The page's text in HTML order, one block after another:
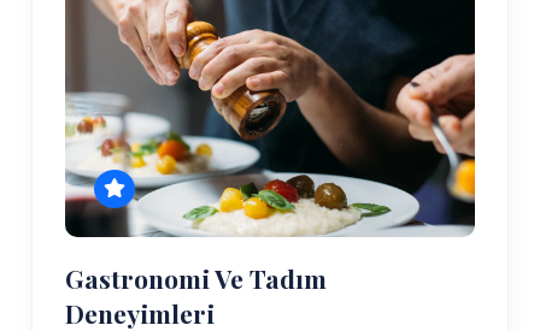
Gastronomi Ve Tadım
Deneyimleri